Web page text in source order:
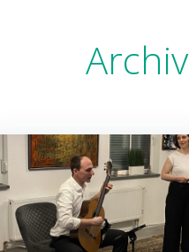
Archiv